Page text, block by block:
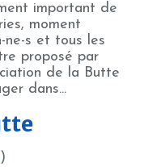
important de
moment
ne-s et tous les
proposé par
de la Butte
dans...
)